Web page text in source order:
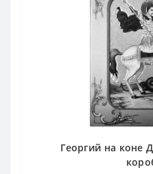
Георгий на коне